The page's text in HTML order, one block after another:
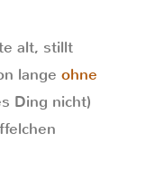
alt, stillt
lange ohne
Ding nicht)